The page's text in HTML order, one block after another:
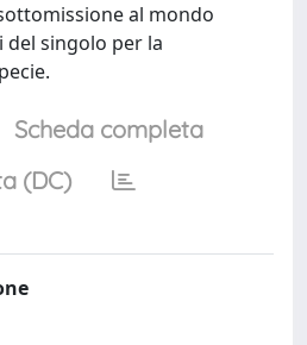
al mondo
singolo per la
Scheda completa
(DC)